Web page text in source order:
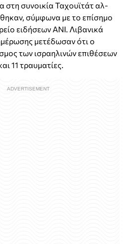
στη συνοικία Ταχουϊτάτ αλ-
σύμφωνα με το επίσημο
ειδήσεων ΑΝΙ. Λιβανικά
μετέδωσαν ότι ο
των ισραηλινών επιθέσεων
11 τραυματίες.